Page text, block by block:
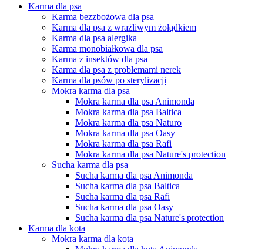
Karma dla psa
Karma bezzbożowa dla psa
Karma dla psa z wrażliwym żołądkiem
Karma dla psa alergika
Karma monobiałkowa dla psa
Karma z insektów dla psa
Karma dla psa z problemami nerek
Karma dla psów po sterylizacji
Mokra karma dla psa
Mokra karma dla psa Animonda
Mokra karma dla psa Baltica
Mokra karma dla psa Naturo
Mokra karma dla psa Oasy
Mokra karma dla psa Rafi
Mokra karma dla psa Nature's protection
Sucha karma dla psa
Sucha karma dla psa Animonda
Sucha karma dla psa Baltica
Sucha karma dla psa Rafi
Sucha karma dla psa Oasy
Sucha karma dla psa Nature's protection
Karma dla kota
Mokra karma dla kota